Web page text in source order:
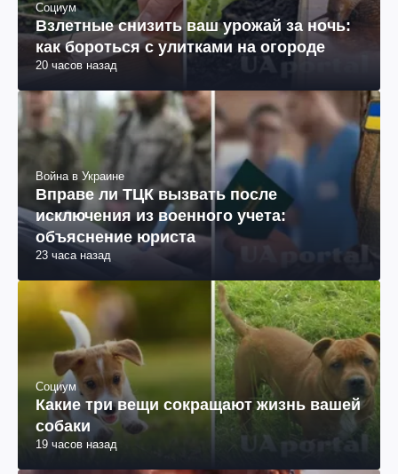
Социум
Взлетные снизить ваш урожай за ночь:
как бороться с улитками на огороде
20 часов назад
Война в Украине
Вправе ли ТЦК вызвать после
исключения из военного учета:
объяснение юриста
23 часа назад
Социум
Какие три вещи сокращают жизнь вашей
собаки
19 часов назад